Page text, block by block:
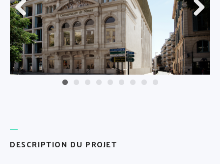
Préc
éden
t
Suiva
nt
DESCRIPTION DU PROJET